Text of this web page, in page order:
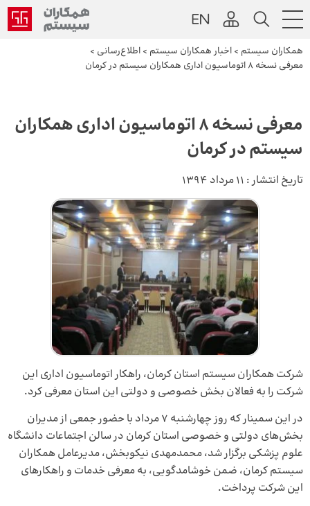
همکاران سیستم > اخبار همکاران سیستم > اطلاع‌رسانی >
معرفی نسخه ۸ اتوماسیون اداری همکاران سیستم در کرمان
معرفی نسخه ۸ اتوماسیون اداری همکاران
سیستم در کرمان
تاریخ انتشار : 11 مرداد 1394
شرکت همکاران سیستم استان کرمان، راهکار اتوماسیون اداری این
شرکت را به فعالان بخش خصوصی و دولتی این استان معرفی کرد.
در این سمینار که روز چهارشنبه ۷ مرداد با حضور جمعی از مدیران
بخش‌های دولتی و خصوصی استان کرمان در سالن اجتماعات دانشگاه
علوم پزشکی برگزار شد، محمدمهدی نیکوبخش، مدیرعامل همکاران
سیستم کرمان، ضمن خوشامدگویی، به معرفی خدمات و راهکارهای
این شرکت پرداخت.